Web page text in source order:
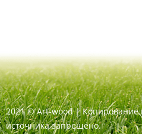
2021 ©Art-wood |Копирование
источника запрещено.